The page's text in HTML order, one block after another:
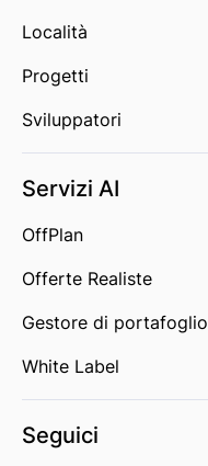
Località
Progetti
Sviluppatori
Servizi AI
OffPlan
Offerte Realiste
Gestore di portafoglio
White Label
Seguici